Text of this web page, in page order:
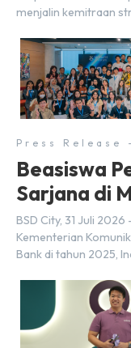
menjalin kemitraan
Holdings Inc.
penandatanganan
(MoU) oleh Bayu
dan Kosuke Kawata
Press Release
Beasiswa
Sarjana di
BSD City
BSD City, 31 Juli
Kementerian
Bank di tahun 2025,
2030 atau setara
setiap tahunnya
transformasi digital
Kebutuhan tersebut